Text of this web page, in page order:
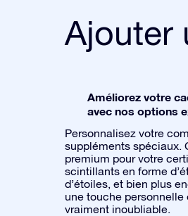
Ajouter
Améliorez votre
avec nos options
Personnalisez votre
suppléments spéciaux.
premium pour votre
scintillants en forme
d’étoiles, et bien plus
une touche
vraiment inoubliable.